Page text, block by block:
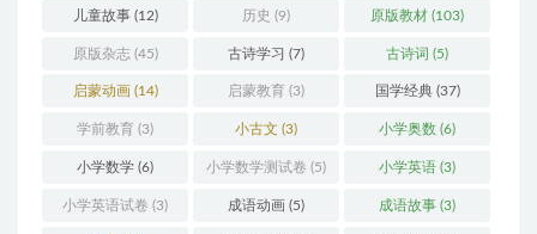
儿童故事(12) 历史 (9) 原版教材 (103)
原版杂志(45) 古诗学习 (7) 古诗词 (5)
启蒙动画 (14) 启蒙教育 (3) 国学经典(37)
学前教育 (3) 小古文 (3) 小学奥数 (6)
小学数学 (6) 小学数学测试卷 (5) 小学英语 (3)
小学英语试卷 (3) 成语动画 (5) 成语故事 (3)